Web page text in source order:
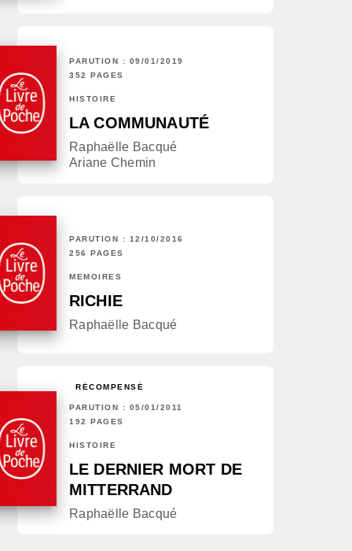
PARUTION : 09/01/2019
352 PAGES
HISTOIRE
LA COMMUNAUTÉ
Raphaëlle Bacqué
Ariane Chemin
PARUTION : 12/10/2016
256 PAGES
MÉMOIRES
RICHIE
Raphaëlle Bacqué
RÉCOMPENSÉ
PARUTION : 05/01/2011
192 PAGES
HISTOIRE
LE DERNIER MORT DE
MITTERRAND
Raphaëlle Bacqué